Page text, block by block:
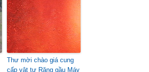
Thư mời chào giá cung
cấp vật tư Răng gầu Máy